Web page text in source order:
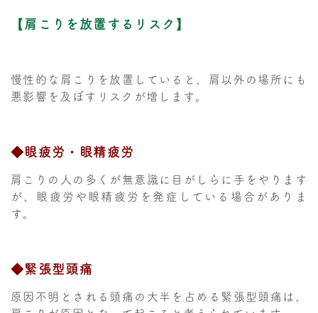
【肩こりを放置するリスク】
慢性的な肩こりを放置していると、肩以外の場所にも
悪影響を及ぼすリスクが増します。
◆眼疲労・眼精疲労
肩こりの人の多くが無意識に目がしらに手をやります
が、眼疲労や眼精疲労を発症している場合がありま
す。
◆緊張型頭痛
原因不明とされる頭痛の大半を占める緊張型頭痛は、